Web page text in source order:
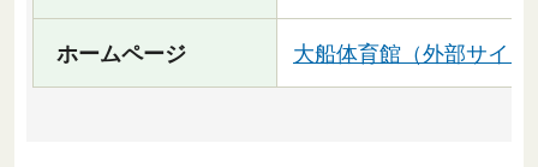
ホームページ 大船体育館（外部サイト